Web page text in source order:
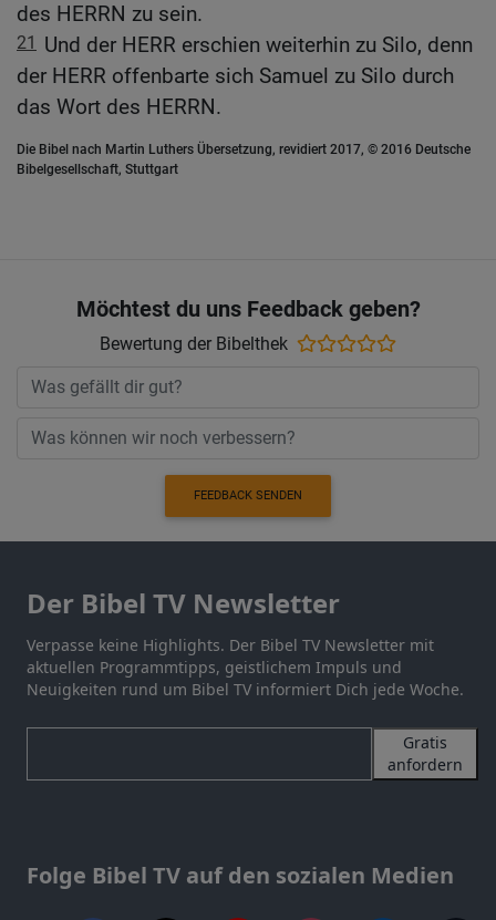
des HERRN zu sein.
21
Und der HERR erschien weiterhin zu Silo, denn
der HERR offenbarte sich Samuel zu Silo durch
das Wort des HERRN.
Die Bibel nach Martin Luthers Übersetzung, revidiert 2017, © 2016 Deutsche
Bibelgesellschaft, Stuttgart
Möchtest du uns Feedback geben?
Bewertung der Bibelthek
FEEDBACK SENDEN
Der Bibel TV Newsletter
Verpasse keine Highlights. Der Bibel TV Newsletter mit
aktuellen Programmtipps, geistlichem Impuls und
Neuigkeiten rund um Bibel TV informiert Dich jede Woche.
Gratis
anfordern
Folge Bibel TV auf den sozialen Medien